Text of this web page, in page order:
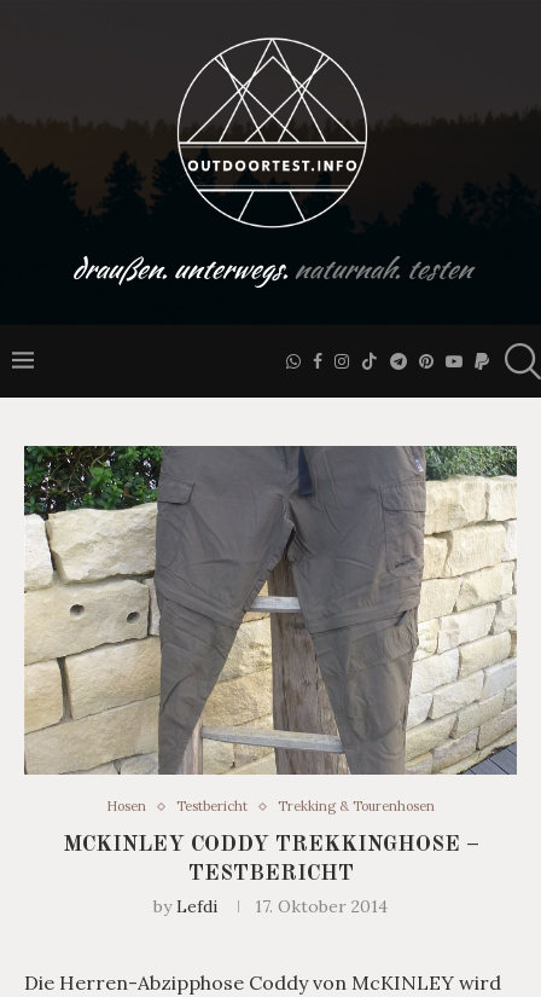
draußen. unterwegs.naturnah. testen
Hosen Testbericht Trekking & Tourenhosen
MCKINLEY CODDY TREKKINGHOSE –
TESTBERICHT
byLefdi 17. Oktober 2014
Die Herren-Abzipphose Coddy von McKINLEY wird